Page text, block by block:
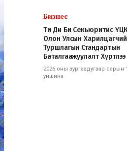
Бизнес
Ти Ди Би Секьюритис
Олон Улсын
Туршлагын Стандартын
Баталгаажуулалт Хүртлээ
2026 оны зургаадугаар сарын
уншина